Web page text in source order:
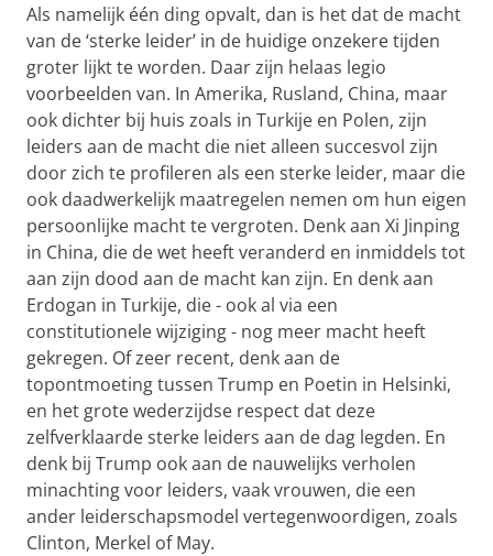
Als namelijk één ding opvalt, dan is het dat de macht
van de ‘sterke leider’ in de huidige onzekere tijden
groter lijkt te worden. Daar zijn helaas legio
voorbeelden van. In Amerika, Rusland, China, maar
ook dichter bij huis zoals in Turkije en Polen, zijn
leiders aan de macht die niet alleen succesvol zijn
door zich te profileren als een sterke leider, maar die
ook daadwerkelijk maatregelen nemen om hun eigen
persoonlijke macht te vergroten. Denk aan Xi Jinping
in China, die de wet heeft veranderd en inmiddels tot
aan zijn dood aan de macht kan zijn. En denk aan
Erdogan in Turkije, die - ook al via een
constitutionele wijziging - nog meer macht heeft
gekregen. Of zeer recent, denk aan de
topontmoeting tussen Trump en Poetin in Helsinki,
en het grote wederzijdse respect dat deze
zelfverklaarde sterke leiders aan de dag legden. En
denk bij Trump ook aan de nauwelijks verholen
minachting voor leiders, vaak vrouwen, die een
ander leiderschapsmodel vertegenwoordigen, zoals
Clinton, Merkel of May.